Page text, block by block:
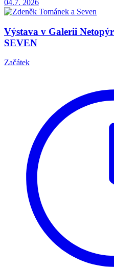
04.7. 2026
Výstava v Galerii
SEVEN
Začátek